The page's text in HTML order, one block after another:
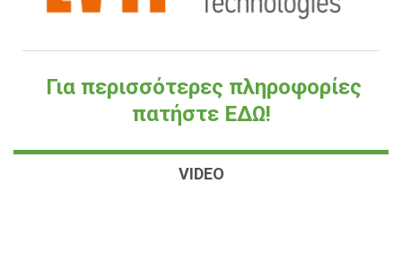
Για περισσότερες πληροφορίες
πατήστε ΕΔΩ!
VIDEO